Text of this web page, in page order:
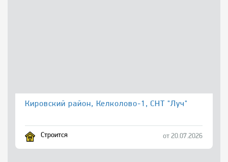
Кировский район, Келколово-1, СНТ "Луч"
Строится от 20.07.2026